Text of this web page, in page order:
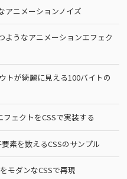
アニメーションノイズ
ようなアニメーションエフェク
トが綺麗に見える100バイトの
ェクトをCSSで実装する
素を数えるCSSのサンプル
モダンなCSSで再現